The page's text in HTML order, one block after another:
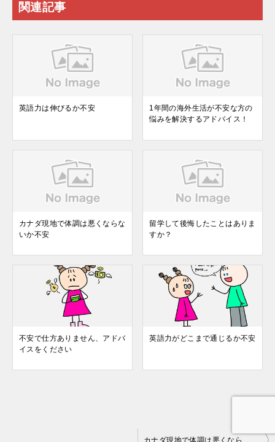
関連記事
英語力は伸びるか不安
1年間の海外生活が不安な方の
悩みを解決するアドバイス！
カナダ現地で体調は悪くならな
いか不安
留学して後悔したことはありま
すか？
不安で仕方ありません、アドバ
イスをください
英語力がどこまで通じるか不安